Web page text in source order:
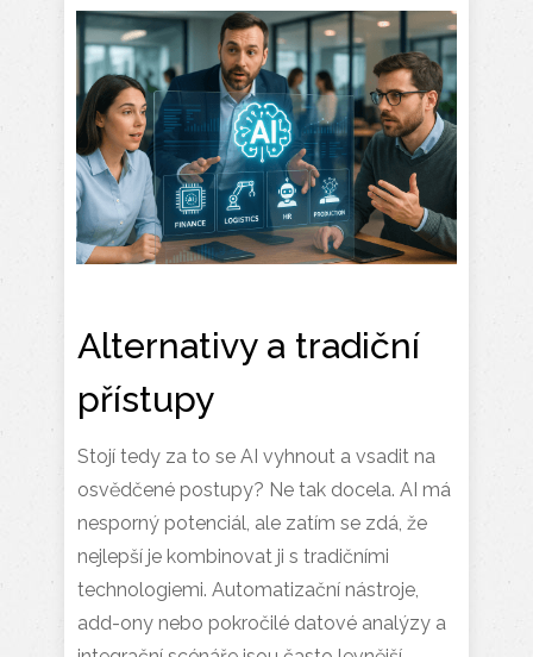
Alternativy a tradiční
přístupy
Stojí tedy za to se AI vyhnout a vsadit na
osvědčené postupy? Ne tak docela. AI má
nesporný potenciál, ale zatím se zdá, že
nejlepší je kombinovat ji s tradičními
technologiemi. Automatizační nástroje,
add-ony nebo pokročilé datové analýzy a